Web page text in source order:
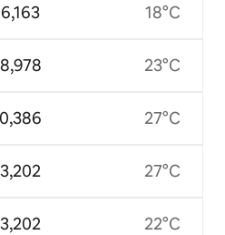
18°C
23°C
27°C
27°C
22°C